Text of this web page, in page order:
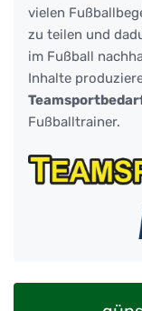
vielen
zu teilen und
im Fußball
Inhalte
Fußballtrainer.